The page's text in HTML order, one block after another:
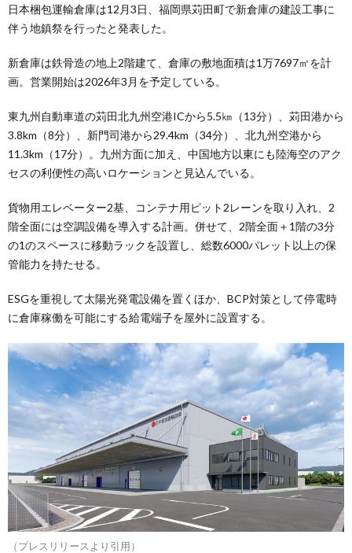
日本梱包運輸倉庫は12月3日、福岡県苅田町で新倉庫の建設工事に
伴う地鎮祭を行ったと発表した。
新倉庫は鉄骨造の地上2階建て、倉庫の敷地面積は1万7697㎡を計
画。営業開始は2026年3月を予定している。
東九州自動車道の苅田北九州空港ICから5.5㎞（13分）、苅田港から
3.8km（8分）、新門司港から29.4km（34分）、北九州空港から
11.3km（17分）。九州方面に加え、中国地方以東にも陸海空のアク
セスの利便性の高いロケーションと見込んでいる。
貨物用エレベーター2基、コンテナ用ピット2レーンを取り入れ、2
階全面には空調設備を導入する計画。併せて、2階全面＋1階の3分
の1のスペースに移動ラックを設置し、総数6000パレット以上の保
管能力を持たせる。
ESGを重視して太陽光発電設備を置くほか、BCP対策として停電時
に倉庫稼働を可能にする給電端子を屋外に設置する。
（プレスリリースより引用）